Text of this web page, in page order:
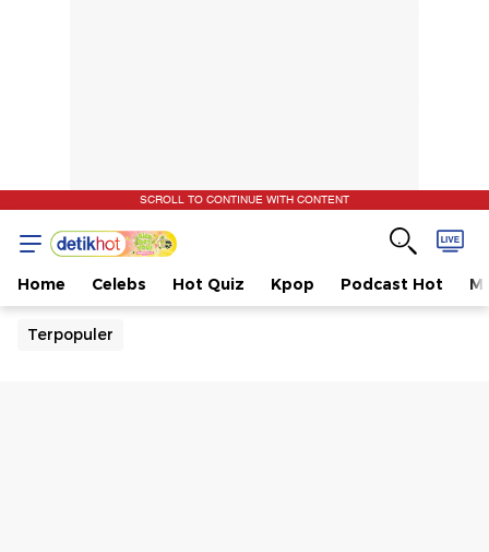
SCROLL TO CONTINUE WITH CONTENT
Home Celebs Hot Quiz Kpop Podcast Hot
Terpopuler